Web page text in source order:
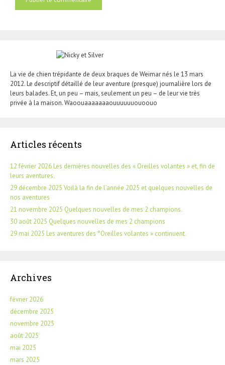
La vie de chien trépidante de deux braques de Weimar nés le 13 mars
2012. Le descriptif détaillé de leur aventure (presque) journalière lors de
leurs balades. Et, un peu – mais, seulement un peu – de leur vie très
privée à la maison. Waoouaaaaaaaouuuuuuouoouo
Articles récents
12 février 2026 Les dernières nouvelles des « Oreilles volantes » et, fin de
leurs aventures.
29 décembre 2025 Voilà la fin de l’année 2025 et quelques nouvelles de
nos aventures
21 novembre 2025 Quelques nouvelles de mes 2 champions.
30 août 2025 Quelques nouvelles de mes 2 champions
29 mai 2025 Les aventures des °Oreilles volantes » continuent.
Archives
février 2026
décembre 2025
novembre 2025
août 2025
mai 2025
mars 2025